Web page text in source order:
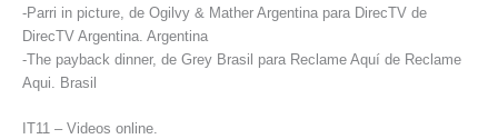
-Parri in picture, de Ogilvy & Mather Argentina para DirecTV de
DirecTV Argentina. Argentina
-The payback dinner, de Grey Brasil para Reclame Aquí de Reclame
Aqui. Brasil
IT11 – Videos online.